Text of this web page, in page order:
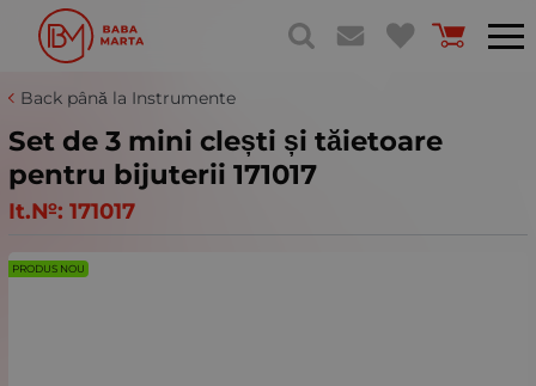
Back până la Instrumente
Set de 3 mini clești și tăietoare
pentru bijuterii 171017
It.№: 171017
PRODUS NOU